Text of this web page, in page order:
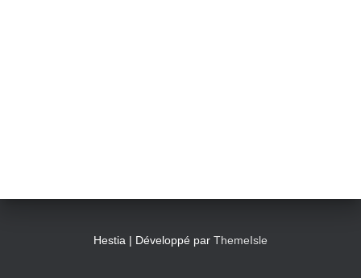
Hestia | Développé par ThemeIsle